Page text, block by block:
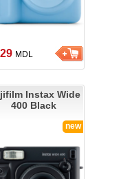
MDL
new
Instax Wide
400 Black